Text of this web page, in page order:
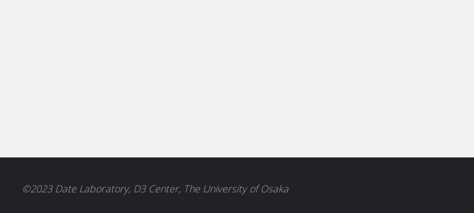
©2023 Date Laboratory, D3 Center, The University of Osaka